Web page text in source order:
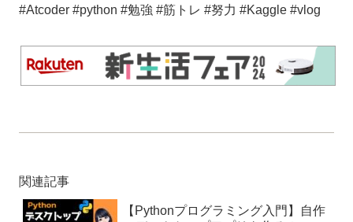
#Atcoder #python #勉強 #筋トレ #努力 #Kaggle #vlog
関連記事
【Pythonプログラミング入門】自作